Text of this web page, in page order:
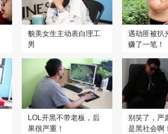
貌美女生主动表白理工
男
遇劫匪被扒
赚了一笔！
LOL开黑不带老板，后
果很严重！
别笑了，严
是黑社会啊！